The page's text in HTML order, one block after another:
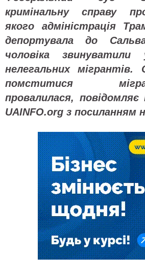
кримінальну справу
якого адміністрація
депортувала до
чоловіка звинуватили
нелегальних мігрантів.
помститися
провалилася,
UAINFO.org з посиланням